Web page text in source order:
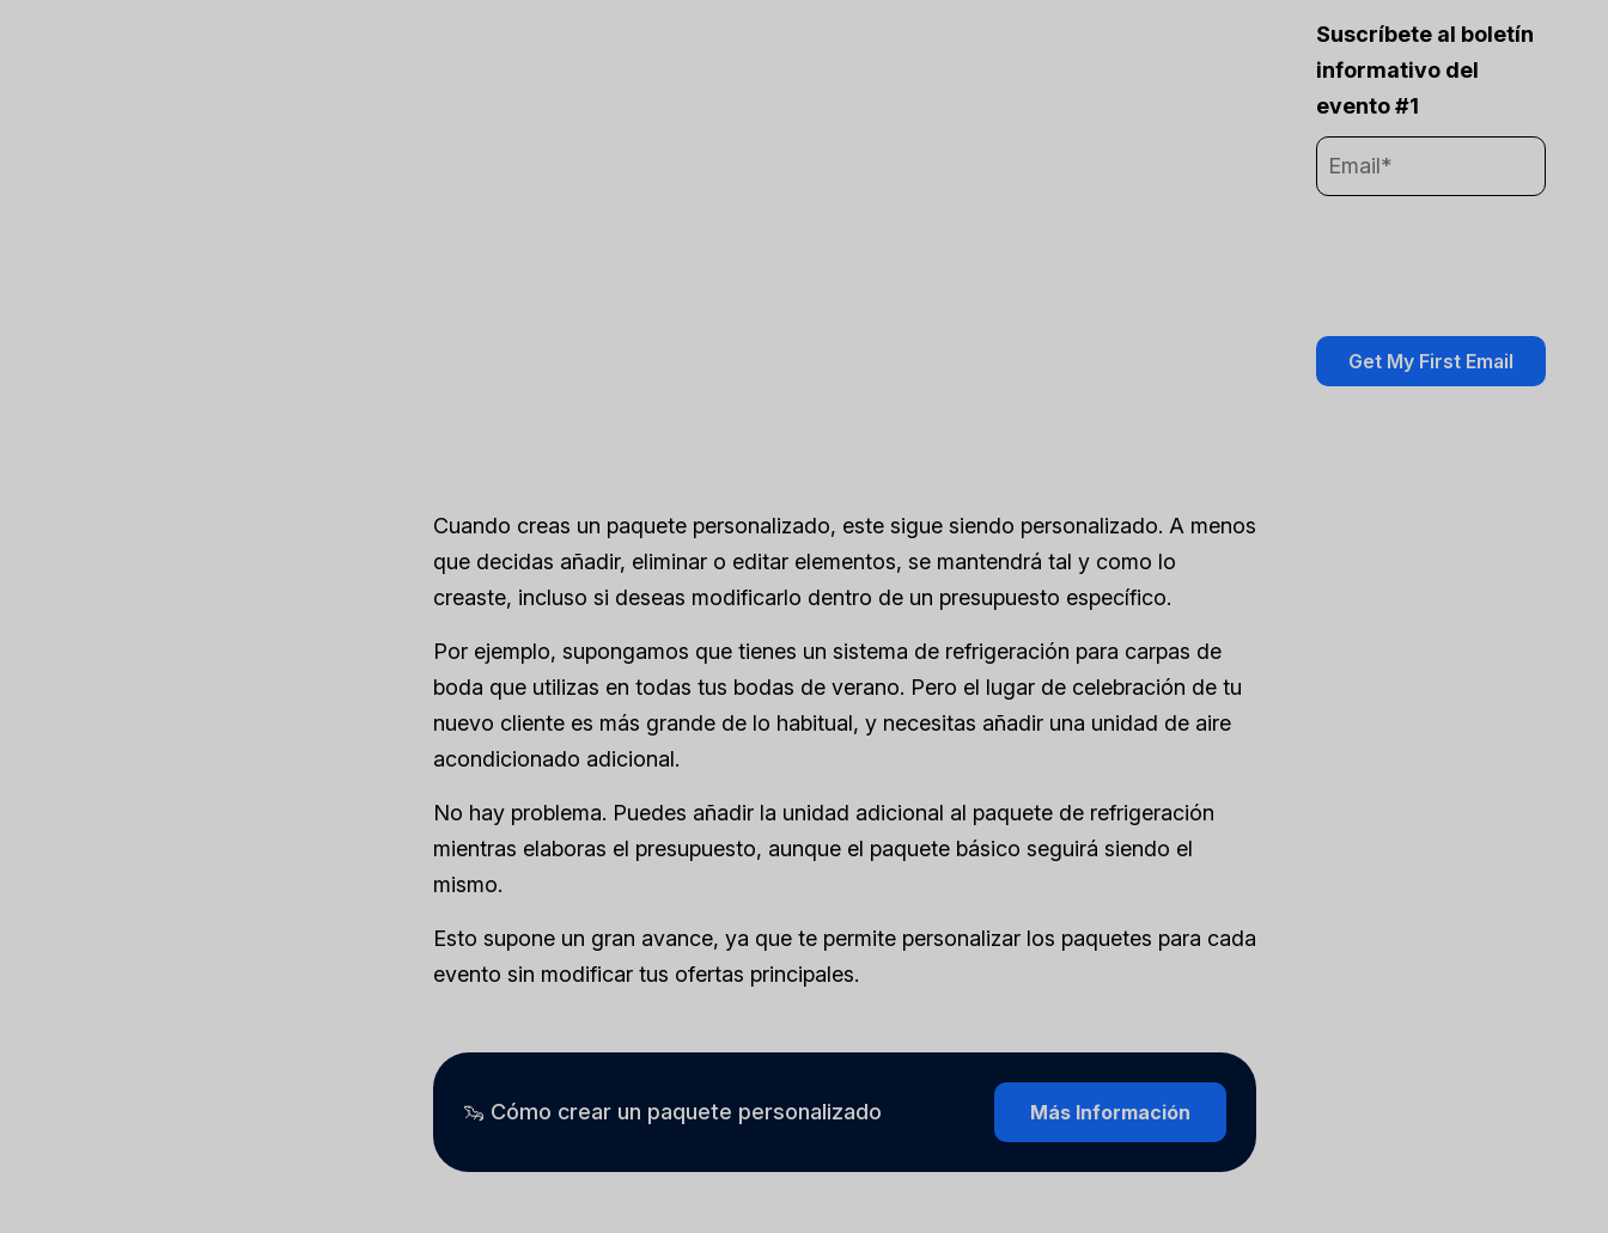
Cuando creas un paquete personalizado, este sigue siendo personalizado. A menos
que decidas añadir, eliminar o editar elementos, se mantendrá tal y como lo
creaste, incluso si deseas modificarlo dentro de un presupuesto específico.
Por ejemplo, supongamos que tienes un sistema de refrigeración para carpas de
boda que utilizas en todas tus bodas de verano. Pero el lugar de celebración de tu
nuevo cliente es más grande de lo habitual, y necesitas añadir una unidad de aire
acondicionado adicional.
No hay problema. Puedes añadir la unidad adicional al paquete de refrigeración
mientras elaboras el presupuesto, aunque el paquete básico seguirá siendo el
mismo.
Esto supone un gran avance, ya que te permite personalizar los paquetes para cada
evento sin modificar tus ofertas principales.
🦦 Cómo crear un paquete personalizado Más Información
Suscríbete al boletín
informativo del
evento #1